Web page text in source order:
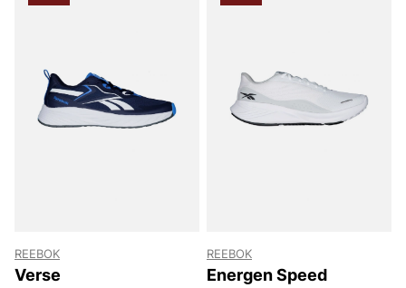
REEBOK
Verse
REEBOK
Energen Speed